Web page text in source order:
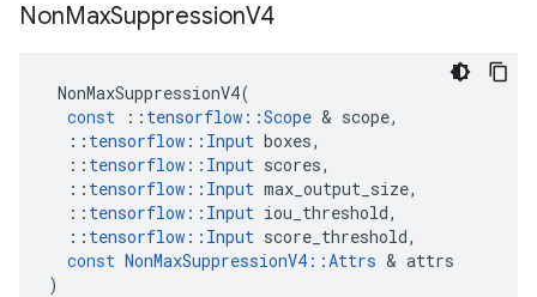
NonMaxSuppressionV4
NonMaxSuppressionV4(
const
:: tensorflow ::Scope & scope,
:: tensorflow :: Input boxes,
:: tensorflow :: Input scores,
:: tensorflow :: Input max_output_size,
:: tensorflow :: Input iou_threshold,
:: tensorflow :: Input score_threshold,
const NonMaxSuppressionV4 ::Attrs & attrs
)